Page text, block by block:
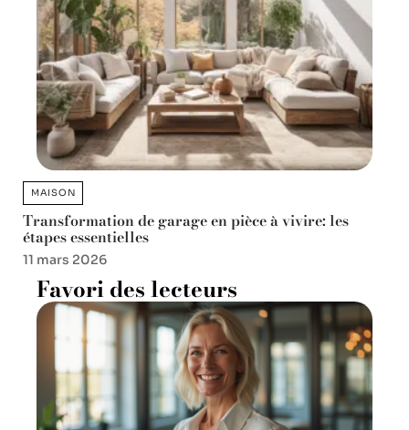
MAISON
Transformation de garage en pièce à vivire: les
étapes essentielles
11 mars 2026
Favori des lecteurs